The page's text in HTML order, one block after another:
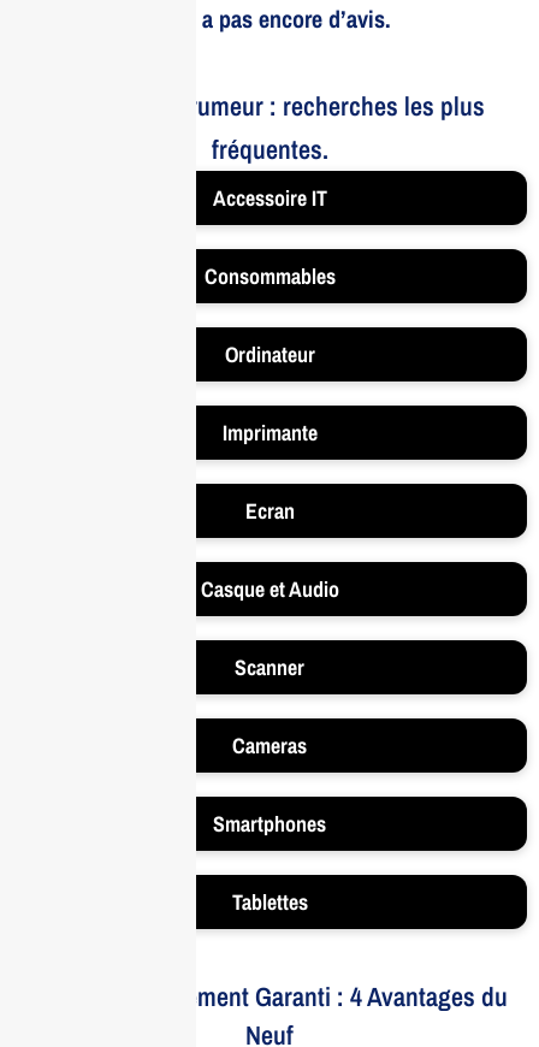
Il n’y a pas encore d’avis.
Le bruit et la rumeur : recherches les plus
fréquentes.
Accessoire IT
Consommables
Ordinateur
Imprimante
Ecran
Casque et Audio
Scanner
Cameras
Smartphones
Tablettes
Votre Investissement Garanti : 4 Avantages du
Neuf